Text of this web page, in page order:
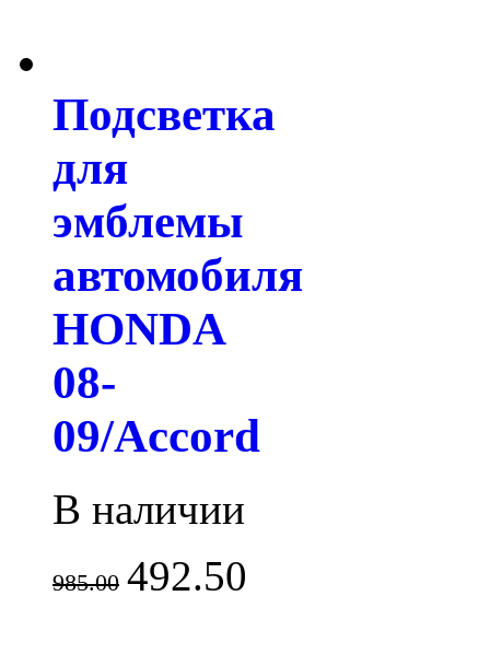
Подсветка
для
эмблемы
автомобиля
HONDA
08-
09/Accord
В наличии
985.00 492.50